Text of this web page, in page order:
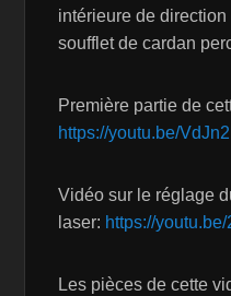
intérieure de direction
soufflet de cardan
Première partie de
https://youtu.be/
Vidéo sur le réglage
laser: https://
Les pièces de cette